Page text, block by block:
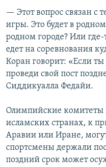
— Этот вопрос связан с
игры. Это будет в
родном городе? Или
едет на соревнования
Коран говорит: «Если
проведи свой пост
Сиддикуалла Федайи.
Олимпийские комитеты
исламских странах, к
Аравии или Иране,
спортсмены держали
поздний срок может